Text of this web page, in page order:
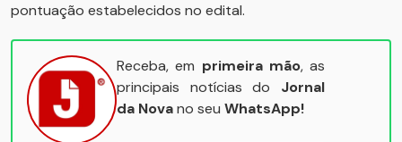
pontuação estabelecidos no edital.
Receba, em primeira mão, as
principais notícias do Jornal
da Novano seu WhatsApp!